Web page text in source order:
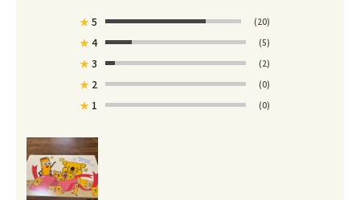
★5 (20)
★4 (5)
★3 (2)
★ 2 (0)
★ 1 (0)